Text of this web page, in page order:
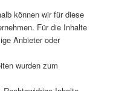
können wir für diese
Für die Inhalte
Anbieter oder
wurden zum